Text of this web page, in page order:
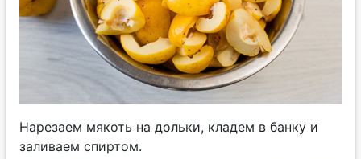
Нарезаем мякоть на дольки, кладем в банку и
заливаем спиртом.